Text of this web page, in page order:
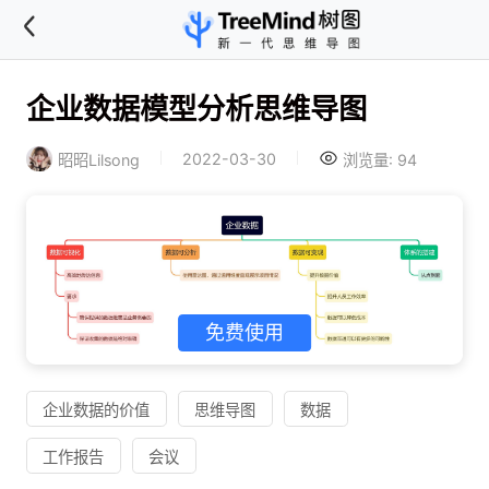
企业数据模型分析思维导图
昭昭Lilsong 2022-03-30 浏览量: 94
免费使用
企业数据的价值 思维导图 数据
工作报告 会议